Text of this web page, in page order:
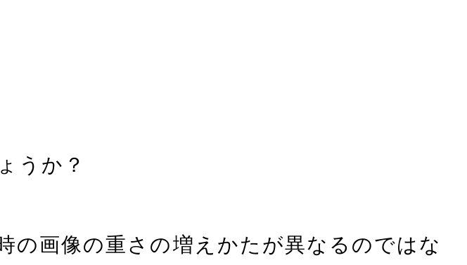
うか？
の画像の重さの増えかたが異なるのではな